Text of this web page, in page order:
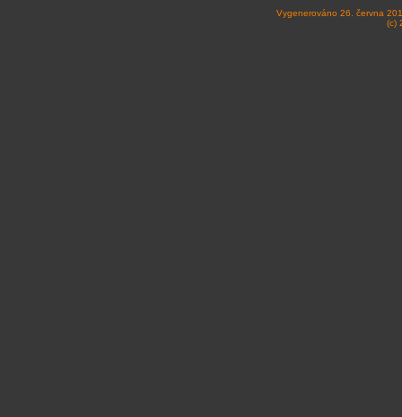
Vygenerováno 26. června
(c)